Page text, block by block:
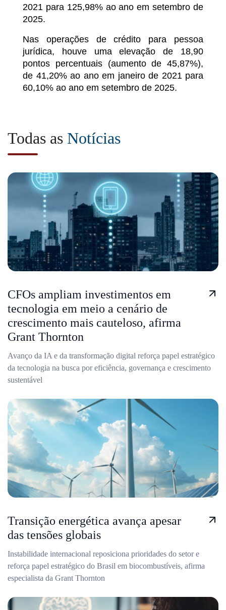
2021 para 125,98% ao ano em setembro de
2025.
Nas operações de crédito para pessoa
jurídica, houve uma elevação de 18,90
pontos percentuais (aumento de 45,87%),
de 41,20% ao ano em janeiro de 2021 para
60,10% ao ano em setembro de 2025.
Todas as Notícias
CFOs ampliam investimentos em
tecnologia em meio a cenário de
crescimento mais cauteloso, afirma
Grant Thornton
Avanço da IA e da transformação digital reforça papel estratégico
da tecnologia na busca por eficiência, governança e crescimento
sustentável
Transição energética avança apesar
das tensões globais
Instabilidade internacional reposiciona prioridades do setor e
reforça papel estratégico do Brasil em biocombustíveis, afirma
especialista da Grant Thornton